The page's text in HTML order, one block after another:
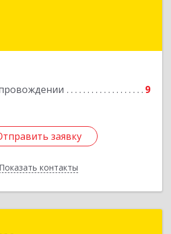
9
заявку
Показать контакты
АО, Губкинский г, 9-й
заявку
Назад